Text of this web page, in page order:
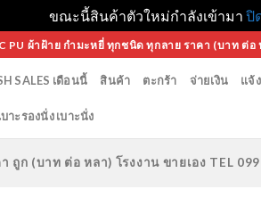
ขณะนี้สินค้าตัวใหม่กำลังเข้ามา ปิ
PU ผ้าฝ้าย กำมะหยี่ ทุกชนิด ทุกลาย ราคา (บาท ต่อ
SALES เดือนนี้ สินค้า ตะกร้า จ่ายเงิน แจ้
บาะรองนั่ง เบาะนั่ง
ถูก (บาท ต่อ หลา) โรงงาน ขายเอง TEL